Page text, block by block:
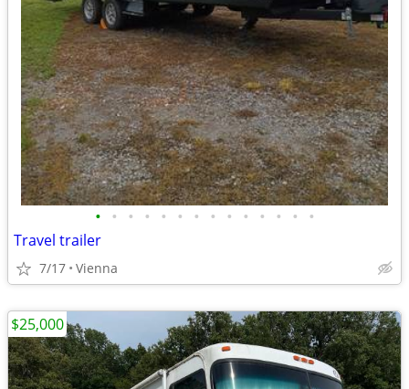
• • • • • • • • • • • • • •
Travel trailer
7/17 Vienna
$25,000